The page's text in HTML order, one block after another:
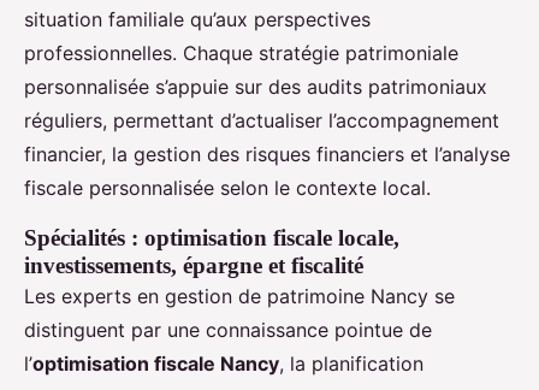
situation familiale qu’aux perspectives
professionnelles. Chaque stratégie patrimoniale
personnalisée s’appuie sur des audits patrimoniaux
réguliers, permettant d’actualiser l’accompagnement
financier, la gestion des risques financiers et l’analyse
fiscale personnalisée selon le contexte local.
Spécialités : optimisation fiscale locale,
investissements, épargne et fiscalité
Les experts en gestion de patrimoine Nancy se
distinguent par une connaissance pointue de
l’optimisation fiscale Nancy, la planification